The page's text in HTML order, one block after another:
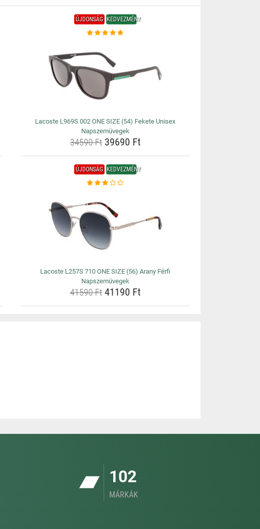
ÚJDONSÁG KEDVEZMÉNY
Lacoste L969S 002 ONE SIZE (54) Fekete Unisex
Napszemüvegek
34590 Ft39690 Ft
ÚJDONSÁG KEDVEZMÉNY
Lacoste L257S 710 ONE SIZE (56) Arany Férfi
Napszemüvegek
41590 Ft41190 Ft
102
MÁRKÁK